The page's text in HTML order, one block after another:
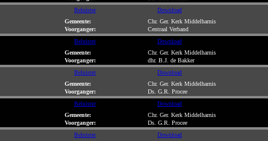
Beluister
Download
Gemeente:
Chr. Ger. Kerk Middelharnis
Voorganger:
Centraal Verband
Beluister
Download
Gemeente:
Chr. Ger. Kerk Middelharnis
Voorganger:
dhr. B.J. de Bakker
Beluister
Download
Gemeente:
Chr. Ger. Kerk Middelharnis
Voorganger:
Ds. G.R. Procee
Beluister
Download
Gemeente:
Chr. Ger. Kerk Middelharnis
Voorganger:
Ds. G.R. Procee
Beluister
Download